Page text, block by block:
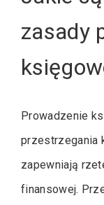
zasady
Prowadzenie
przestrzegania
zapewniają
finansowej.